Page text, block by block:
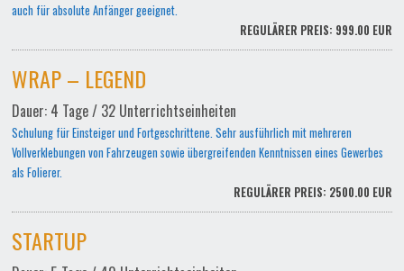
auch für absolute Anfänger geeignet.
REGULÄRER PREIS: 999.00 EUR
WRAP – LEGEND
Dauer: 4 Tage / 32 Unterrichtseinheiten
Schulung für Einsteiger und Fortgeschrittene. Sehr ausführlich mit mehreren
Vollverklebungen von Fahrzeugen sowie übergreifenden Kenntnissen eines Gewerbes
als Folierer.
REGULÄRER PREIS: 2500.00 EUR
STARTUP